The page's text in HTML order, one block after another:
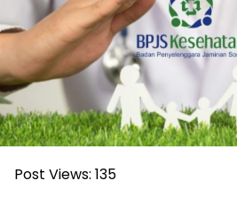
Post Views: 135